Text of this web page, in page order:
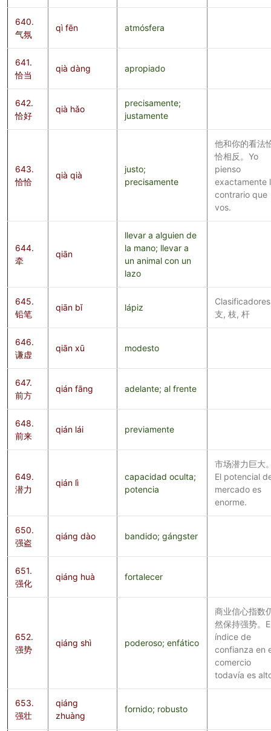
640.
气氛
qì fēn atmósfera
641.
恰当
qià dàng apropiado
642.
恰好
qià hǎo
precisamente;
justamente
643.
恰恰
qià qià
justo;
precisamente
他和你的看法
恰相反。Yo
pienso
exactamente
contrario que
vos.
644.
牵
qiān
llevar a alguien de
la mano; llevar a
un animal con un
lazo
645.
铅笔
qiān bǐ lápiz
支, 枝, 杆
646.
谦虚
qiān xū modesto
647.
前方
qián fāng adelante; al frente
648.
前来
qián lái previamente
649.
潜力
qián lì
capacidad oculta;
potencia
市场潜力巨大
El potencial
mercado es
enorme.
650.
强盗
qiáng dào bandido; gángster
651.
强化
qiáng huà fortalecer
652.
强势
qiáng shì poderoso; enfático
商业信心指数
然保持强势。
índice de
confianza en
comercio
todavía es
653.
强壮
qiáng
zhuàng
fornido; robusto